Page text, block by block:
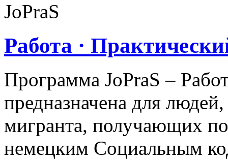
JoPraS
Работа ·
Программа JoPraS –
предназначена для
мигранта, получающих
немецким Социальным